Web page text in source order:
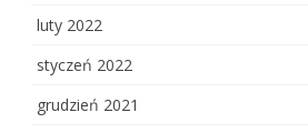
luty 2022
styczeń 2022
grudzień 2021